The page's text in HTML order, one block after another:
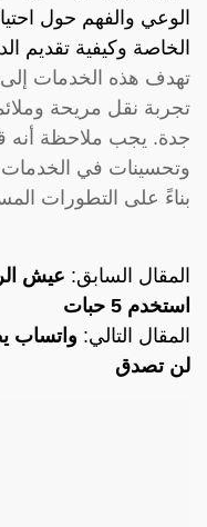
الوعي والفهم حول
الخاصة وكيفية تقديم
تهدف هذه الخدمات إلى
تجربة نقل مريحة
جدة. يجب ملاحظة أنه
وتحسينات في الخدمات
بناءً على التطورات
المقال السابق: عيش
استخدم 5 حبات
المقال التالي: واتساب
لن تصدق